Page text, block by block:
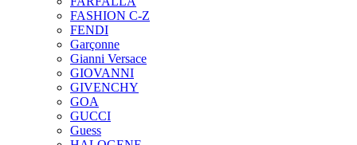
FASHION C-Z
FENDI
Garçonne
Gianni Versace
GIOVANNI
GIVENCHY
GOA
GUCCI
Guess